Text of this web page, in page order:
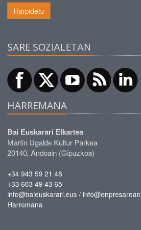
Harpidetu
SARE SOZIALETAN
HARREMANA
Bai Euskarari Elkartea
Martin Ugalde Kultur Parkea
20140, Andoain (Gipuzkoa)
+34 943 59 21 48
+33 603 49 43 65
info@baieuskarari.eus /
Harremana